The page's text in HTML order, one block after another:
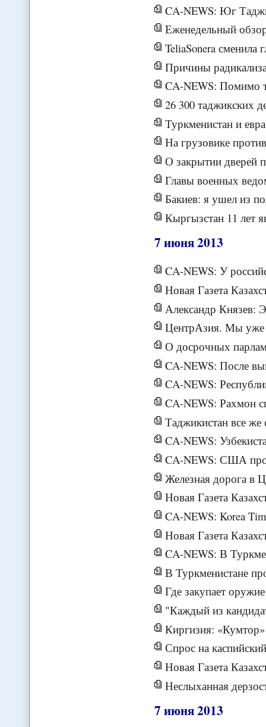
CA-NEWS: Юг
Еженедельный обзор
TeliaSonera сменила главу
Причины
CA-NEWS: Помимо трудовых мигрантов в
26 300 таджикских
Туркменистан и
На грузовике
О закрытии дверей
Главы военных ведомств
Бакиев: я ушел из политики
Кыргызстан 11 лет являлся надежным
7июня2013
CA-NEWS: У российских и китайских
Новая Газета
Александр Князев: Этап
ЦентрАзия. Мы уже
О досрочных
CA-NEWS: После вывода из
CA-NEWS:
CA-NEWS: Рахмон спас
Таджикистан все же
CA-NEWS: Узбекистан
CA-NEWS: США продолжат
Железная дорога в Центральной Азии: какой
Новая Газета
CA-NEWS: Korea Times
Новая Газета
CA-NEWS: В
В Туркменистане прошли переговоры
Где закупает
"Каждый из
Киргизия:
Спрос на
Новая Газета Казахстан - Подробности
Неслыханная
7июня2013